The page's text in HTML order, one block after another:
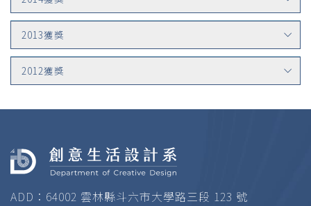
2013獲獎
2012獲獎
ADD：64002 雲林縣斗六市大學路三段 123 號